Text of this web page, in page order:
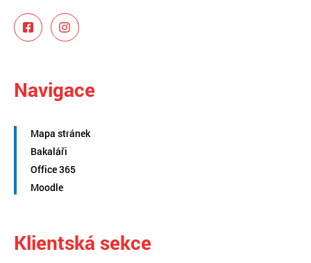
Navigace
Mapa stránek
Bakaláři
Office 365
Moodle
Klientská sekce